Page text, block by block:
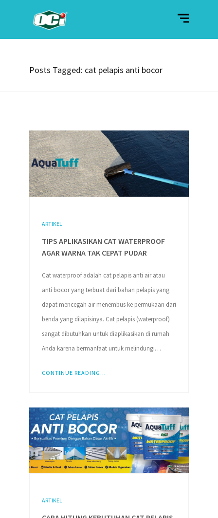
Posts Tagged: cat pelapis anti bocor
ARTIKEL
TIPS APLIKASIKAN CAT WATERPROOF
AGAR WARNA TAK CEPAT PUDAR
Cat waterproof adalah cat pelapis anti air atau
anti bocor yang terbuat dari bahan pelapis yang
dapat mencegah air menembus ke permukaan dari
benda yang dilapisinya. Cat pelapis (waterproof)
sangat dibutuhkan untuk diaplikasikan di rumah
Anda karena bermanfaat untuk melindungi…
CONTINUE READING...
ARTIKEL